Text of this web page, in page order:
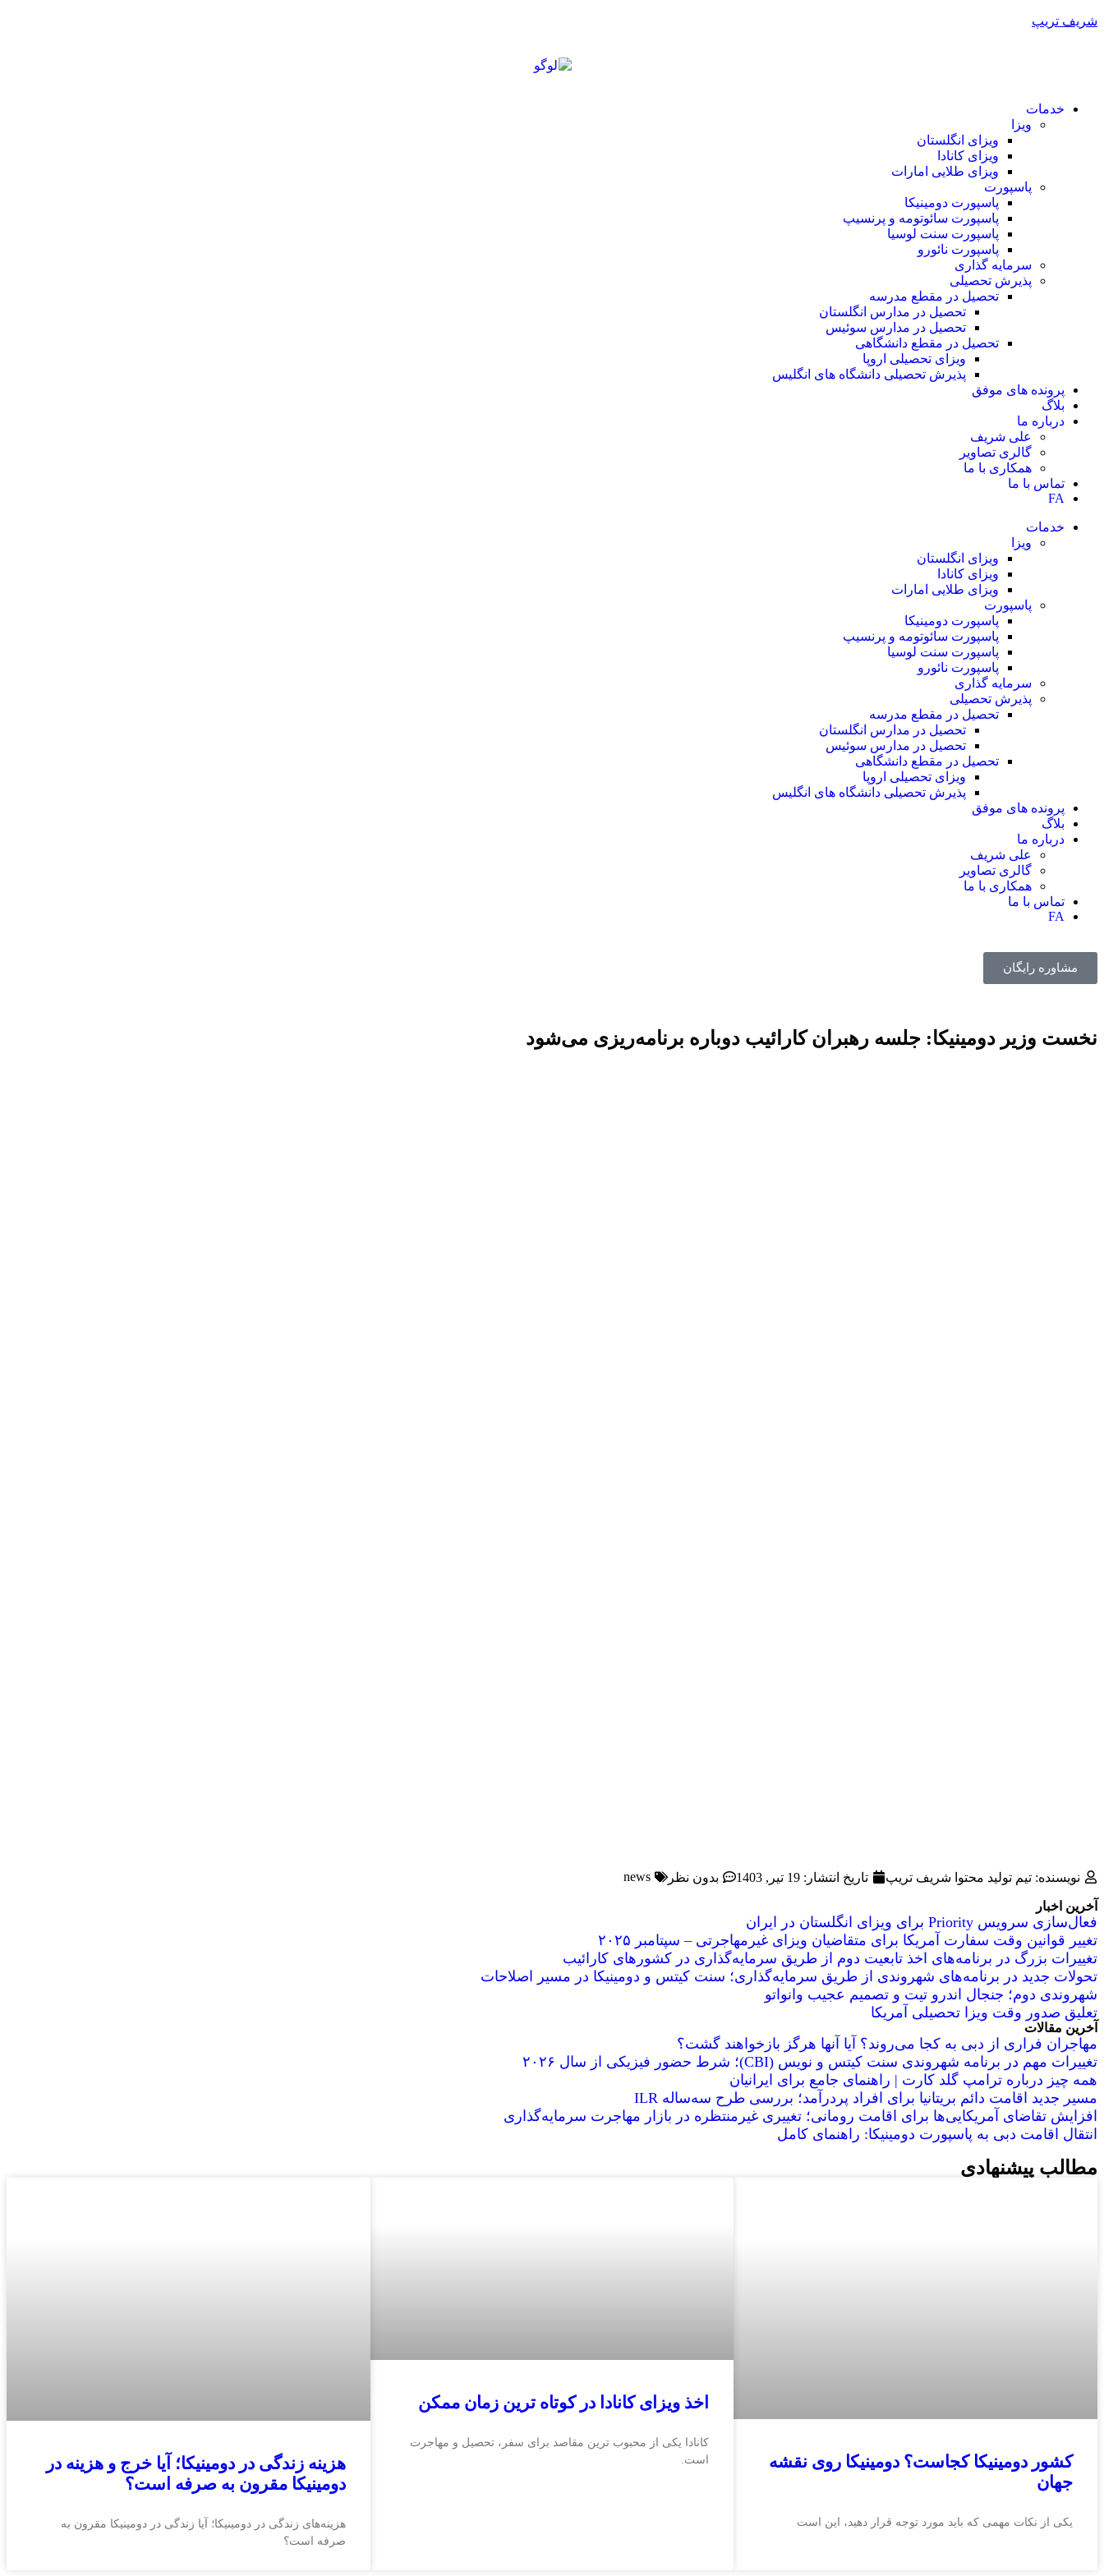
شریف تریپ
خدمات
ویزا
ویزای انگلستان
ویزای کانادا
ویزای طلایی امارات
پاسپورت
پاسپورت دومینیکا
پاسپورت سائوتومه و پرنسیپ
پاسپورت سنت لوسیا
پاسپورت نائورو
سرمایه گذاری
پذیرش تحصیلی
تحصیل در مقطع مدرسه
تحصیل در مدارس انگلستان
تحصیل در مدارس سوئیس
تحصیل در مقطع دانشگاهی
ویزای تحصیلی اروپا
پذیرش تحصیلی دانشگاه های انگلیس
پرونده های موفق
بلاگ
درباره ما
علی شریف
گالری تصاویر
همکاری با ما
تماس با ما
FA
خدمات
ویزا
ویزای انگلستان
ویزای کانادا
ویزای طلایی امارات
پاسپورت
پاسپورت دومینیکا
پاسپورت سائوتومه و پرنسیپ
پاسپورت سنت لوسیا
پاسپورت نائورو
سرمایه گذاری
پذیرش تحصیلی
تحصیل در مقطع مدرسه
تحصیل در مدارس انگلستان
تحصیل در مدارس سوئیس
تحصیل در مقطع دانشگاهی
ویزای تحصیلی اروپا
پذیرش تحصیلی دانشگاه های انگلیس
پرونده های موفق
بلاگ
درباره ما
علی شریف
گالری تصاویر
همکاری با ما
تماس با ما
FA
مشاوره رایگان
نخست وزیر دومینیکا: جلسه رهبران کارائیب دوباره برنامه‌ریزی می‌شود
نویسنده: تیم تولید محتوا شریف تریپ تاریخ انتشار: 19 تیر, 1403 بدون نظر news
آخرین اخبار
فعال‌سازی سرویس Priority برای ویزای انگلستان در ایران
تغییر قوانین وقت سفارت آمریکا برای متقاضیان ویزای غیرمهاجرتی – سپتامبر ۲۰۲۵
تغییرات بزرگ در برنامه‌های اخذ تابعیت دوم از طریق سرمایه‌گذاری در کشورهای کارائیب
تحولات جدید در برنامه‌های شهروندی از طریق سرمایه‌گذاری؛ سنت کیتس و دومینیکا در مسیر اصلاحات
شهروندی دوم؛ جنجال اندرو تیت و تصمیم عجیب وانواتو
تعلیق صدور وقت ویزا تحصیلی آمریکا
آخرین مقالات
مهاجران فراری از دبی به کجا می‌روند؟ آیا آنها هرگز بازخواهند گشت؟
تغییرات مهم در برنامه شهروندی سنت کیتس و نویس (CBI)؛ شرط حضور فیزیکی از سال ۲۰۲۶
همه چیز درباره ترامپ گلد کارت | راهنمای جامع برای ایرانیان
مسیر جدید اقامت دائم بریتانیا برای افراد پردرآمد؛ بررسی طرح سه‌ساله ILR
افزایش تقاضای آمریکایی‌ها برای اقامت رومانی؛ تغییری غیرمنتظره در بازار مهاجرت سرمایه‌گذاری
انتقال اقامت دبی به پاسپورت دومینیکا: راهنمای کامل
مطالب پیشنهادی
کشور دومینیکا کجاست؟ دومینیکا روی نقشه
جهان
یکی از نکات مهمی که باید مورد توجه قرار دهید، این است
اخذ ویزای کانادا در کوتاه‌ ترین زمان ممکن
کانادا یکی از محبوب‌ ترین مقاصد برای سفر، تحصیل و مهاجرت
است.
هزینه زندگی در دومینیکا؛ آیا خرج و هزینه در
دومینیکا مقرون به صرفه است؟
هزینه‌های زندگی در دومینیکا؛ آیا زندگی در دومینیکا مقرون به
صرفه است؟